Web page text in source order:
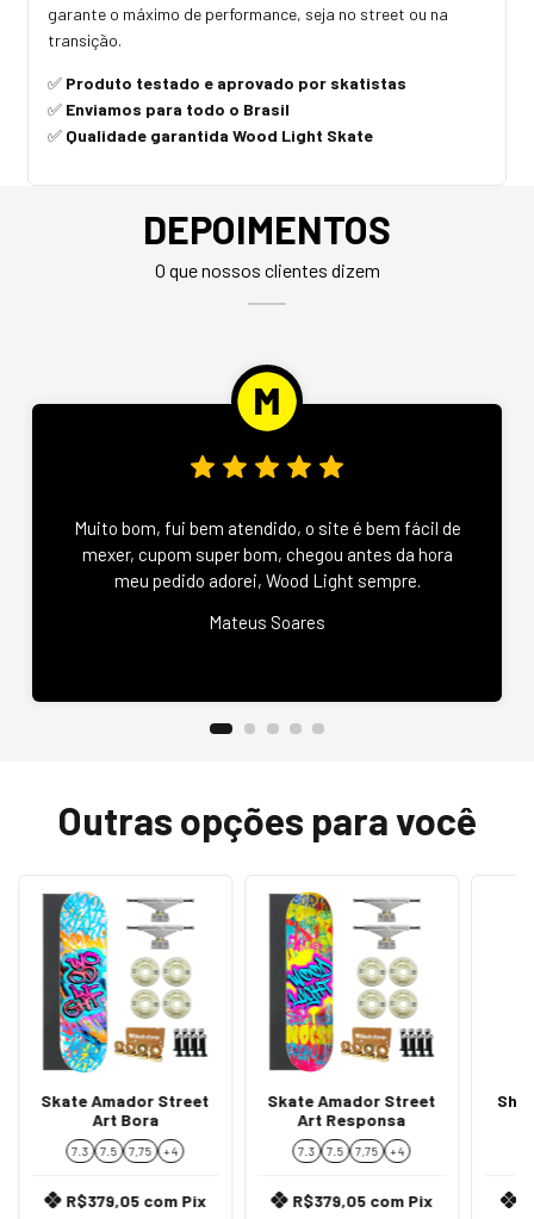
garante o máximo de performance, seja no street ou na
transição.
✅ Produto testado e aprovado por skatistas
✅ Enviamos para todo o Brasil
✅ Qualidade garantida Wood Light Skate
DEPOIMENTOS
O que nossos clientes dizem
Muito bom, fui bem atendido, o site é bem fácil de
mexer, cupom super bom, chegou antes da hora
meu pedido adorei, Wood Light sempre.
Mateus Soares
Outras opções para você
Skate Amador Street
Art Bora
7.3 7.5 7,75 + 4
R$379,05 com Pix
Skate Amador Street
Art Responsa
7.3 7.5 7,75 + 4
R$379,05 com Pix